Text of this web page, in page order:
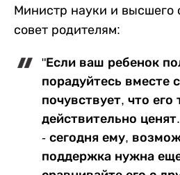
Министр науки и высшего
совет родителям:
"Если ваш ребенок
порадуйтесь вместе
почувствует, что его
действительно
- сегодня ему,
поддержка нужна